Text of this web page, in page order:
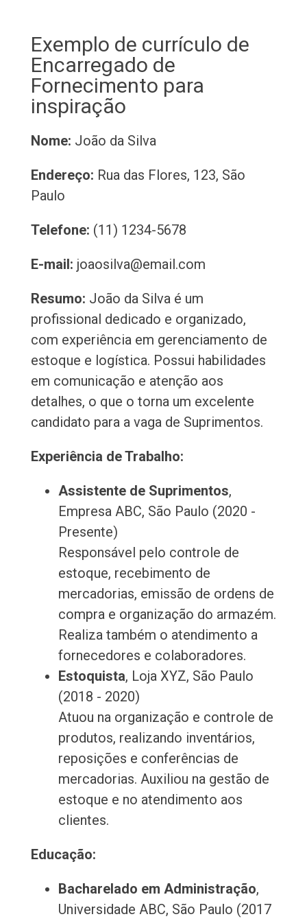
Exemplo de currículo de
Encarregado de
Fornecimento para
inspiração
Nome: João da Silva
Endereço: Rua das Flores, 123, São
Paulo
Telefone: (11) 1234-5678
E-mail: joaosilva@email.com
Resumo: João da Silva é um
profissional dedicado e organizado,
com experiência em gerenciamento de
estoque e logística. Possui habilidades
em comunicação e atenção aos
detalhes, o que o torna um excelente
candidato para a vaga de Suprimentos.
Experiência de Trabalho:
Assistente de Suprimentos,
Empresa ABC, São Paulo (2020 -
Presente)
Responsável pelo controle de
estoque, recebimento de
mercadorias, emissão de ordens de
compra e organização do armazém.
Realiza também o atendimento a
fornecedores e colaboradores.
Estoquista, Loja XYZ, São Paulo
(2018 - 2020)
Atuou na organização e controle de
produtos, realizando inventários,
reposições e conferências de
mercadorias. Auxiliou na gestão de
estoque e no atendimento aos
clientes.
Educação:
Bacharelado em Administração,
Universidade ABC, São Paulo (2017